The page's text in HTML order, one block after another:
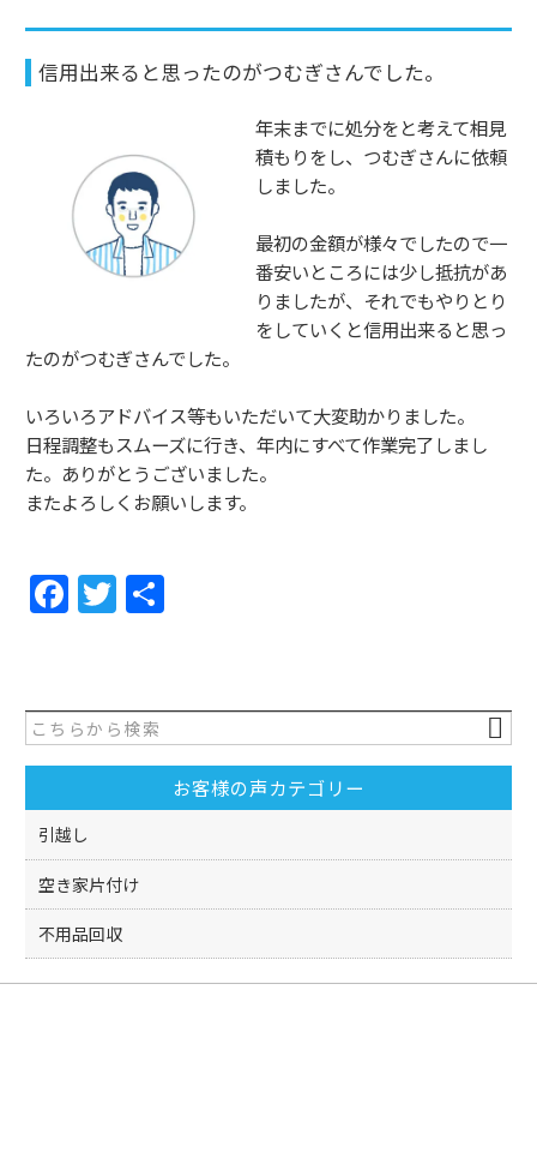
信用出来ると思ったのがつむぎさんでした。
年末までに処分をと考えて相見
積もりをし、つむぎさんに依頼
しました。
最初の金額が様々でしたので一
番安いところには少し抵抗があ
りましたが、それでもやりとり
をしていくと信用出来ると思っ
たのがつむぎさんでした。
いろいろアドバイス等もいただいて大変助かりました。
日程調整もスムーズに行き、年内にすべて作業完了しまし
た。ありがとうございました。
またよろしくお願いします。
F
e
b
o
k
T
er
お客様の声カテゴリー
引越し
空き家片付け
不用品回収